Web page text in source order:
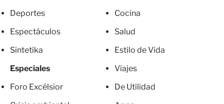
Deportes
Espectáculos
Sintetika
Especiales
Foro Excélsior
Cocina
Salud
Estilo de Vida
Viajes
De Utilidad